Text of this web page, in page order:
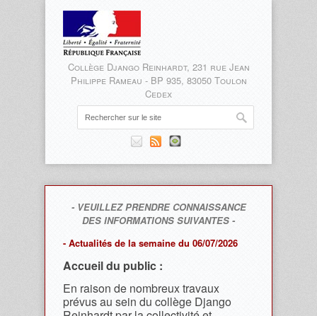
Collège Django Reinhardt, 231 rue Jean
Philippe Rameau - BP 935, 83050 Toulon
Cedex
- VEUILLEZ PRENDRE CONNAISSANCE
DES INFORMATIONS SUIVANTES -
- Actualités de la semaine du 06/07/2026
Accueil du public :
En raison de nombreux travaux
prévus au sein du collège Django